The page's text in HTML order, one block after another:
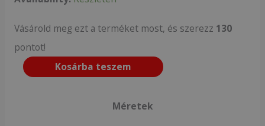
Vásárold meg ezt a terméket most, és szerezz 130
pontot!
Kosárba teszem
Méretek